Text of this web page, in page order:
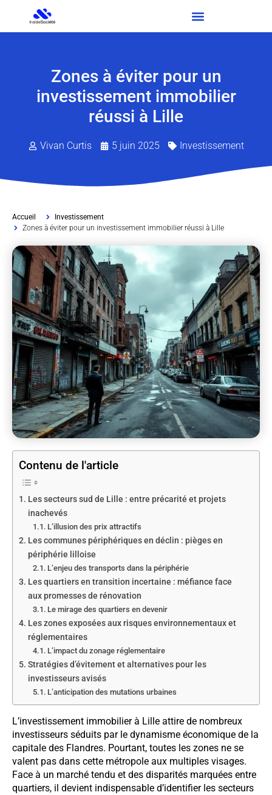
Zones à éviter pour un
investissement immobilier
réussi à Lille
Vivan Curtis 5 juin 2025 Investissement
Accueil
Investissement
Zones à éviter pour un investissement immobilier réussi à Lille
Contenu de l'article
Les secteurs sud de Lille : entre précarité et projets
inachevés
L’illusion des prix attractifs
Les communes périphériques en déclin : pièges en
périphérie lilloise
L’enjeu des transports dans la périphérie
Les quartiers en transition incertaine : méfiance face
aux promesses de rénovation
Le mirage des quartiers en devenir
Les zones exposées aux risques environnementaux et
réglementaires
L’impact du zonage réglementaire
Stratégies d’évitement et alternatives pour les
investisseurs avisés
L’anticipation des mutations urbaines
L’investissement immobilier à Lille attire de nombreux
investisseurs séduits par le dynamisme économique de la
capitale des Flandres. Pourtant, toutes les zones ne se
valent pas dans cette métropole aux multiples visages.
Face à un marché tendu et des disparités marquées entre
quartiers, il devient indispensable d’identifier les secteurs